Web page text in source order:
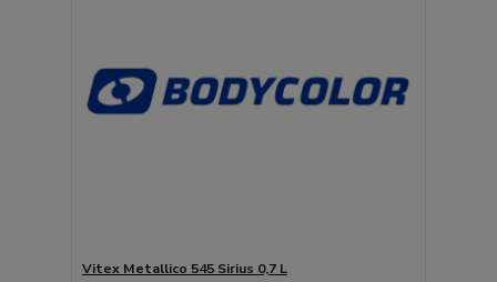
Vitex Metallico 545 Sirius 0,7 L